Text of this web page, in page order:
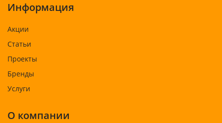
Информация
Акции
Статьи
Проекты
Бренды
Услуги
О компании